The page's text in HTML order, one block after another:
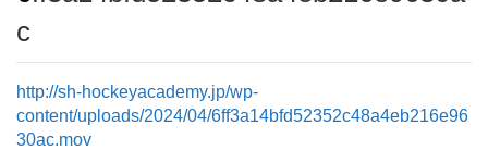
c
http://sh-hockeyacademy.jp/wp-
content/uploads/2024/04/6ff3a14bfd52352c48a4eb216e96
30ac.mov